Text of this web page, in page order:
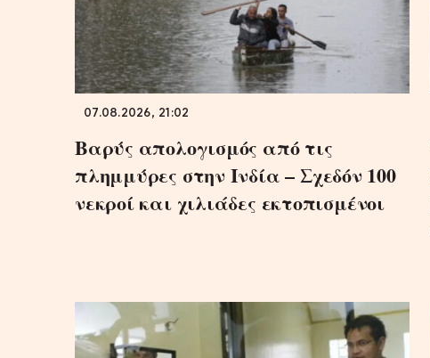
07.08.2026, 21:02
Βαρύς απολογισμός από τις
πλημμύρες στην Ινδία – Σχεδόν 100
νεκροί και χιλιάδες εκτοπισμένοι